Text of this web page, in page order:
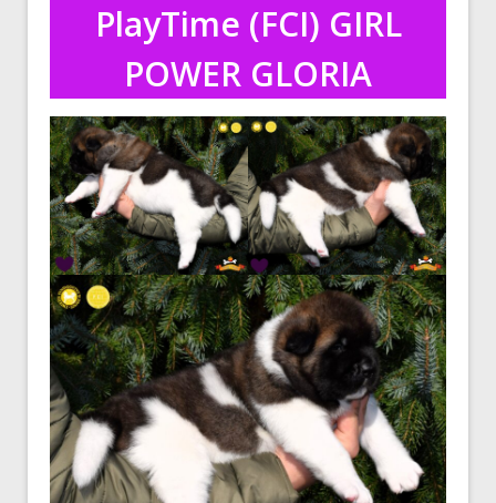
PlayTime (FCI) GIRL
POWER GLORIA